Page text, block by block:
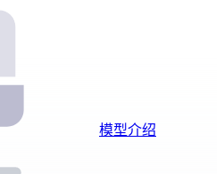
模型介绍